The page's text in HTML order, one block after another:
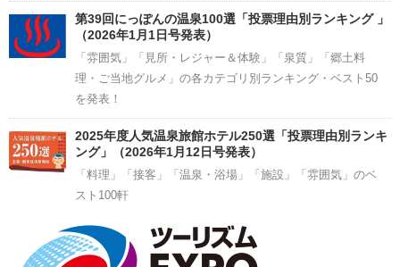
第39回にっぽんの温泉100選「投票理由別ランキング 」
（2026年1月1日号発表）
「雰囲気」「見所・レジャー＆体験」「泉質」「郷土料
理・ご当地グルメ」の各カテゴリ別ランキング・ベスト50
を発表！
2025年度人気温泉旅館ホテル250選「投票理由別ランキ
ング」（2026年1月12日号発表）
「料理」「接客」「温泉・浴場」「施設」「雰囲気」のベ
スト100軒